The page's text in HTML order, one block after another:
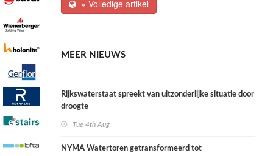
» Volledige artikel
MEER NIEUWS
Rijkswaterstaat spreekt van uitzonderlijke situatie door
droogte
Tue 4th Aug
NYMA Watertoren getransformeerd tot